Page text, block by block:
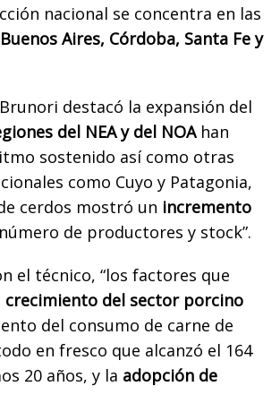
nacional se concentra en las
Buenos Aires, Córdoba, Santa Fe y
destacó la expansión del
del NEA y del NOAhan
sostenido así como otras
como Cuyo y Patagonia,
cerdos mostró un incremento
de productores y stock”.
el técnico, “los factores que
crecimiento del sector porcino
del consumo de carne de
en fresco que alcanzó el 164
20 años, y la adopción de